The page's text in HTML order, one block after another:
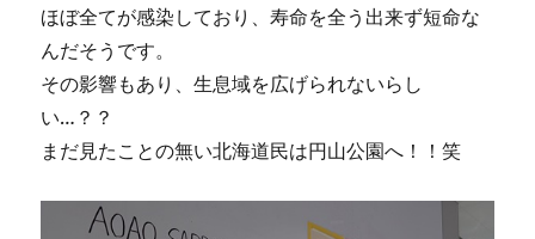
ほぼ全てが感染しており、寿命を全う出来ず短命な
んだそうです。
その影響もあり、生息域を広げられないらし
い…？？
まだ見たことの無い北海道民は円山公園へ！！笑